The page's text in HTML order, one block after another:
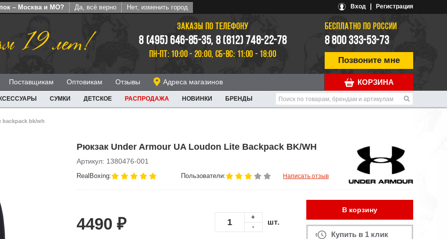
– Москва и МО? Да, всё верно Нет, изменить город Вход Регистрация
19 лет! ЗАКАЗЫ ПО ТЕЛЕФОНУ
8 (495) 646-85-35, 8 (812) 748-22-78
ПН-ПТ: 10:00 - 20:00, СБ-ВС: 11:00 - 18:00
БЕСПЛАТНО ПО РОССИИ
8 800 333-53-73
Позвоните мне
КОРЗИНА
Поставщикам Оптовикам Отзывы Адреса магазинов
СУМКИ ДЕТСКОЕ РАСПРОДАЖА НОВИНКИ БРЕНДЫ
backpack bk/wh
Рюкзак Under Armour UA Loudon Lite Backpack BK/WH
Артикул: 1380476-001
RealBoxing: Пользователи: Написать отзыв
4490 ₽
+
-
шт.
В корзину
Купить в 1 клик